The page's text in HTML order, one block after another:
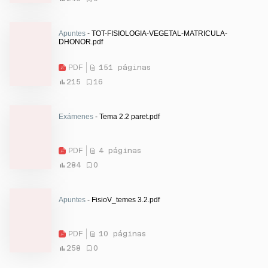
Apuntes - TOT-FISIOLOGIA-VEGETAL-MATRICULA-
DHONOR.pdf
PDF
151 páginas
215
16
Exámenes - Tema 2.2 paret.pdf
PDF
4 páginas
284
0
Apuntes - FisioV_temes 3.2.pdf
PDF
10 páginas
258
0